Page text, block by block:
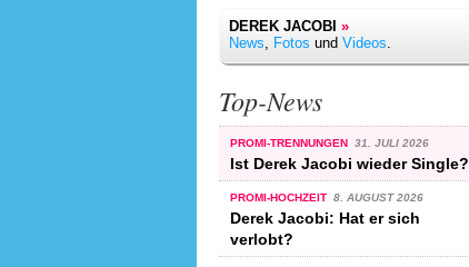
DEREK JACOBI »
News, Fotos und Videos.
Top-News
PROMI-TRENNUNGEN 31. JULI 2026
Ist Derek Jacobi wieder Single?
PROMI-HOCHZEIT 8. AUGUST 2026
Derek Jacobi: Hat er sich
verlobt?